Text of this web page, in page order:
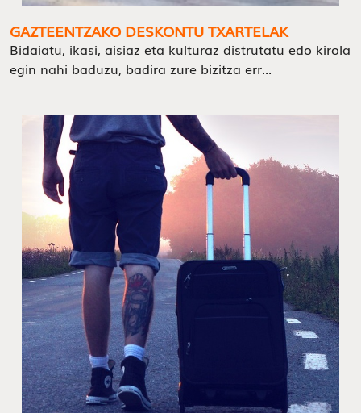
GAZTEENTZAKO DESKONTU TXARTELAK
Bidaiatu, ikasi, aisiaz eta kulturaz distrutatu edo kirola
egin nahi baduzu, badira zure bizitza err...